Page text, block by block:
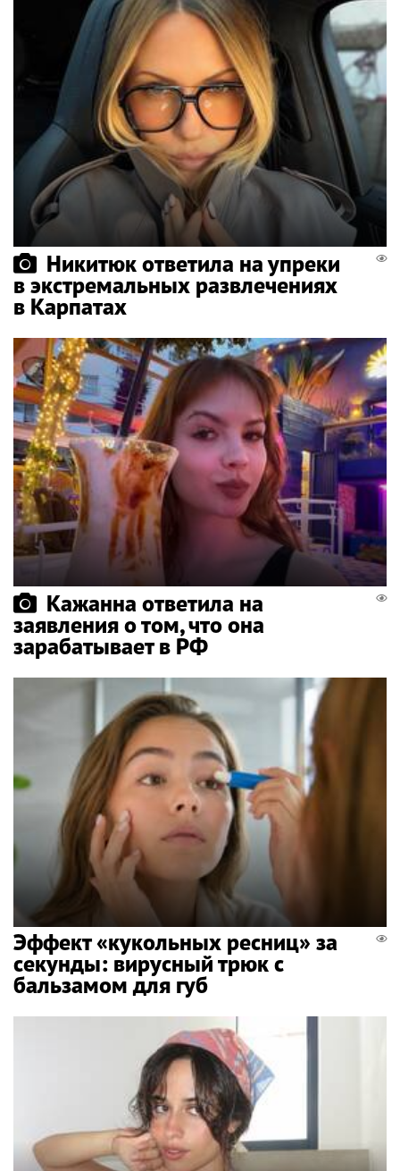
Никитюк ответила на упреки
в экстремальных развлечениях
в Карпатах
Кажанна ответила на
заявления о том, что она
зарабатывает в РФ
Эффект «кукольных ресниц» за
секунды: вирусный трюк с
бальзамом для губ